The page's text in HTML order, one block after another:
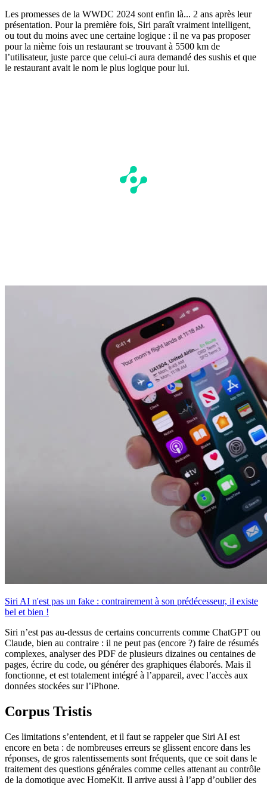
Les promesses de la WWDC 2024 sont enfin là... 2 ans après leur
présentation. Pour la première fois, Siri paraît vraiment intelligent,
ou tout du moins avec une certaine logique : il ne va pas proposer
pour la nième fois un restaurant se trouvant à 5500 km de
l’utilisateur, juste parce que celui-ci aura demandé des sushis et que
le restaurant avait le nom le plus logique pour lui.
Siri AI n'est pas un fake : contrairement à son prédécesseur, il existe
bel et bien !
Siri n’est pas au-dessus de certains concurrents comme ChatGPT ou
Claude, bien au contraire : il ne peut pas (encore ?) faire de résumés
complexes, analyser des PDF de plusieurs dizaines ou centaines de
pages, écrire du code, ou générer des graphiques élaborés. Mais il
fonctionne, et est totalement intégré à l’appareil, avec l’accès aux
données stockées sur l’iPhone.
Corpus Tristis
Ces limitations s’entendent, et il faut se rappeler que Siri AI est
encore en beta : de nombreuses erreurs se glissent encore dans les
réponses, de gros ralentissements sont fréquents, que ce soit dans le
traitement des questions générales comme celles attenant au contrôle
de la domotique avec HomeKit. Il arrive aussi à l’app d’oublier des